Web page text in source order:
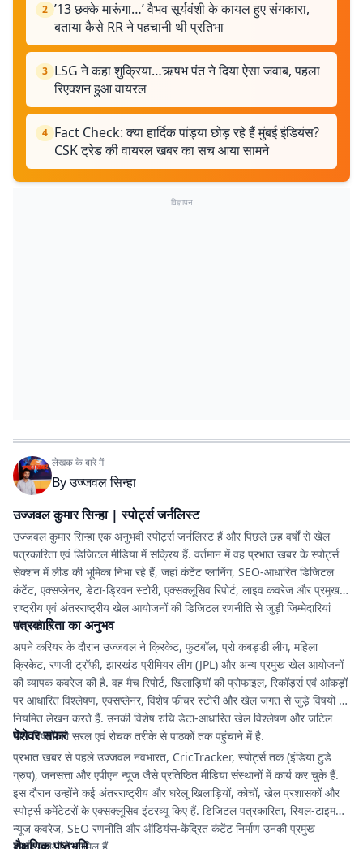
2 ’13 छक्के मारूंगा…’ वैभव सूर्यवंशी के कायल हुए संगकारा,
बताया कैसे RR ने पहचानी थी प्रतिभा
3 LSG ने कहा शुक्रिया…ऋषभ पंत ने दिया ऐसा जवाब, पहला
रिएक्शन हुआ वायरल
4 Fact Check: क्या हार्दिक पांड्या छोड़ रहे हैं मुंबई इंडियंस?
CSK ट्रेड की वायरल खबर का सच आया सामने
विज्ञापन
लेखक के बारे में
Byउज्जवल सिन्हा
उज्जवल कुमार सिन्हा | स्पोर्ट्स जर्नलिस्ट
उज्जवल कुमार सिन्हा एक अनुभवी स्पोर्ट्स जर्नलिस्ट हैं और पिछले छह वर्षों से खेल
पत्रकारिता एवं डिजिटल मीडिया में सक्रिय हैं. वर्तमान में वह प्रभात खबर के स्पोर्ट्स
सेक्शन में लीड की भूमिका निभा रहे हैं, जहां कंटेंट प्लानिंग, SEO-आधारित डिजिटल
कंटेंट, एक्सप्लेनर, डेटा-ड्रिवन स्टोरी, एक्सक्लूसिव रिपोर्ट, लाइव कवरेज और प्रमुख
राष्ट्रीय एवं अंतरराष्ट्रीय खेल आयोजनों की डिजिटल रणनीति से जुड़ी जिम्मेदारियां
संभालते हैं.
पत्रकारिता का अनुभव
अपने करियर के दौरान उज्जवल ने क्रिकेट, फुटबॉल, प्रो कबड्डी लीग, महिला
क्रिकेट, रणजी ट्रॉफी, झारखंड प्रीमियर लीग (JPL) और अन्य प्रमुख खेल आयोजनों
की व्यापक कवरेज की है. वह मैच रिपोर्ट, खिलाड़ियों की प्रोफाइल, रिकॉर्ड्स एवं आंकड़ों
पर आधारित विश्लेषण, एक्सप्लेनर, विशेष फीचर स्टोरी और खेल जगत से जुड़े विषयों पर
नियमित लेखन करते हैं. उनकी विशेष रुचि डेटा-आधारित खेल विश्लेषण और जटिल
खेल विषयों को सरल एवं रोचक तरीके से पाठकों तक पहुंचाने में है.
पेशेवर सफर
प्रभात खबर से पहले उज्जवल नवभारत, CricTracker, स्पोर्ट्स तक (इंडिया टुडे
ग्रुप), जनसत्ता और एपीएन न्यूज जैसे प्रतिष्ठित मीडिया संस्थानों में कार्य कर चुके हैं.
इस दौरान उन्होंने कई अंतरराष्ट्रीय और घरेलू खिलाड़ियों, कोचों, खेल प्रशासकों और
स्पोर्ट्स कमेंटेटरों के एक्सक्लूसिव इंटरव्यू किए हैं. डिजिटल पत्रकारिता, रियल-टाइम
न्यूज कवरेज, SEO रणनीति और ऑडियंस-केंद्रित कंटेंट निर्माण उनकी प्रमुख